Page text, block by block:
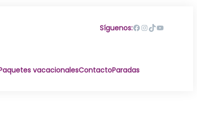
Síguenos:Facebook InstagramTikTok YouTube
vacacionalesContactoParadas